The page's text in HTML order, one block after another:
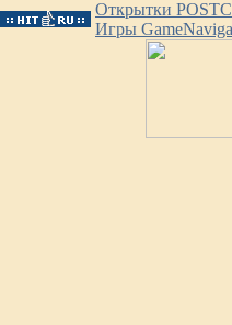
Открытки
Игры